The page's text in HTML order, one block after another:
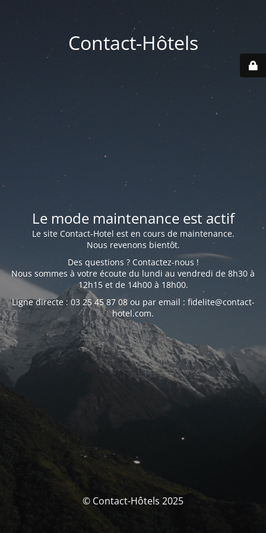
Contact-Hôtels
Le mode maintenance est actif
Le site Contact-Hotel est en cours de maintenance.
Nous revenons bientôt.
Des questions ? Contactez-nous !
Nous sommes à votre écoute du lundi au vendredi de 8h30 à
12h15 et de 14h00 à 18h00.
Ligne directe : 03 25 45 87 08 ou par email : fidelite@contact-
hotel.com.
© Contact-Hôtels 2025